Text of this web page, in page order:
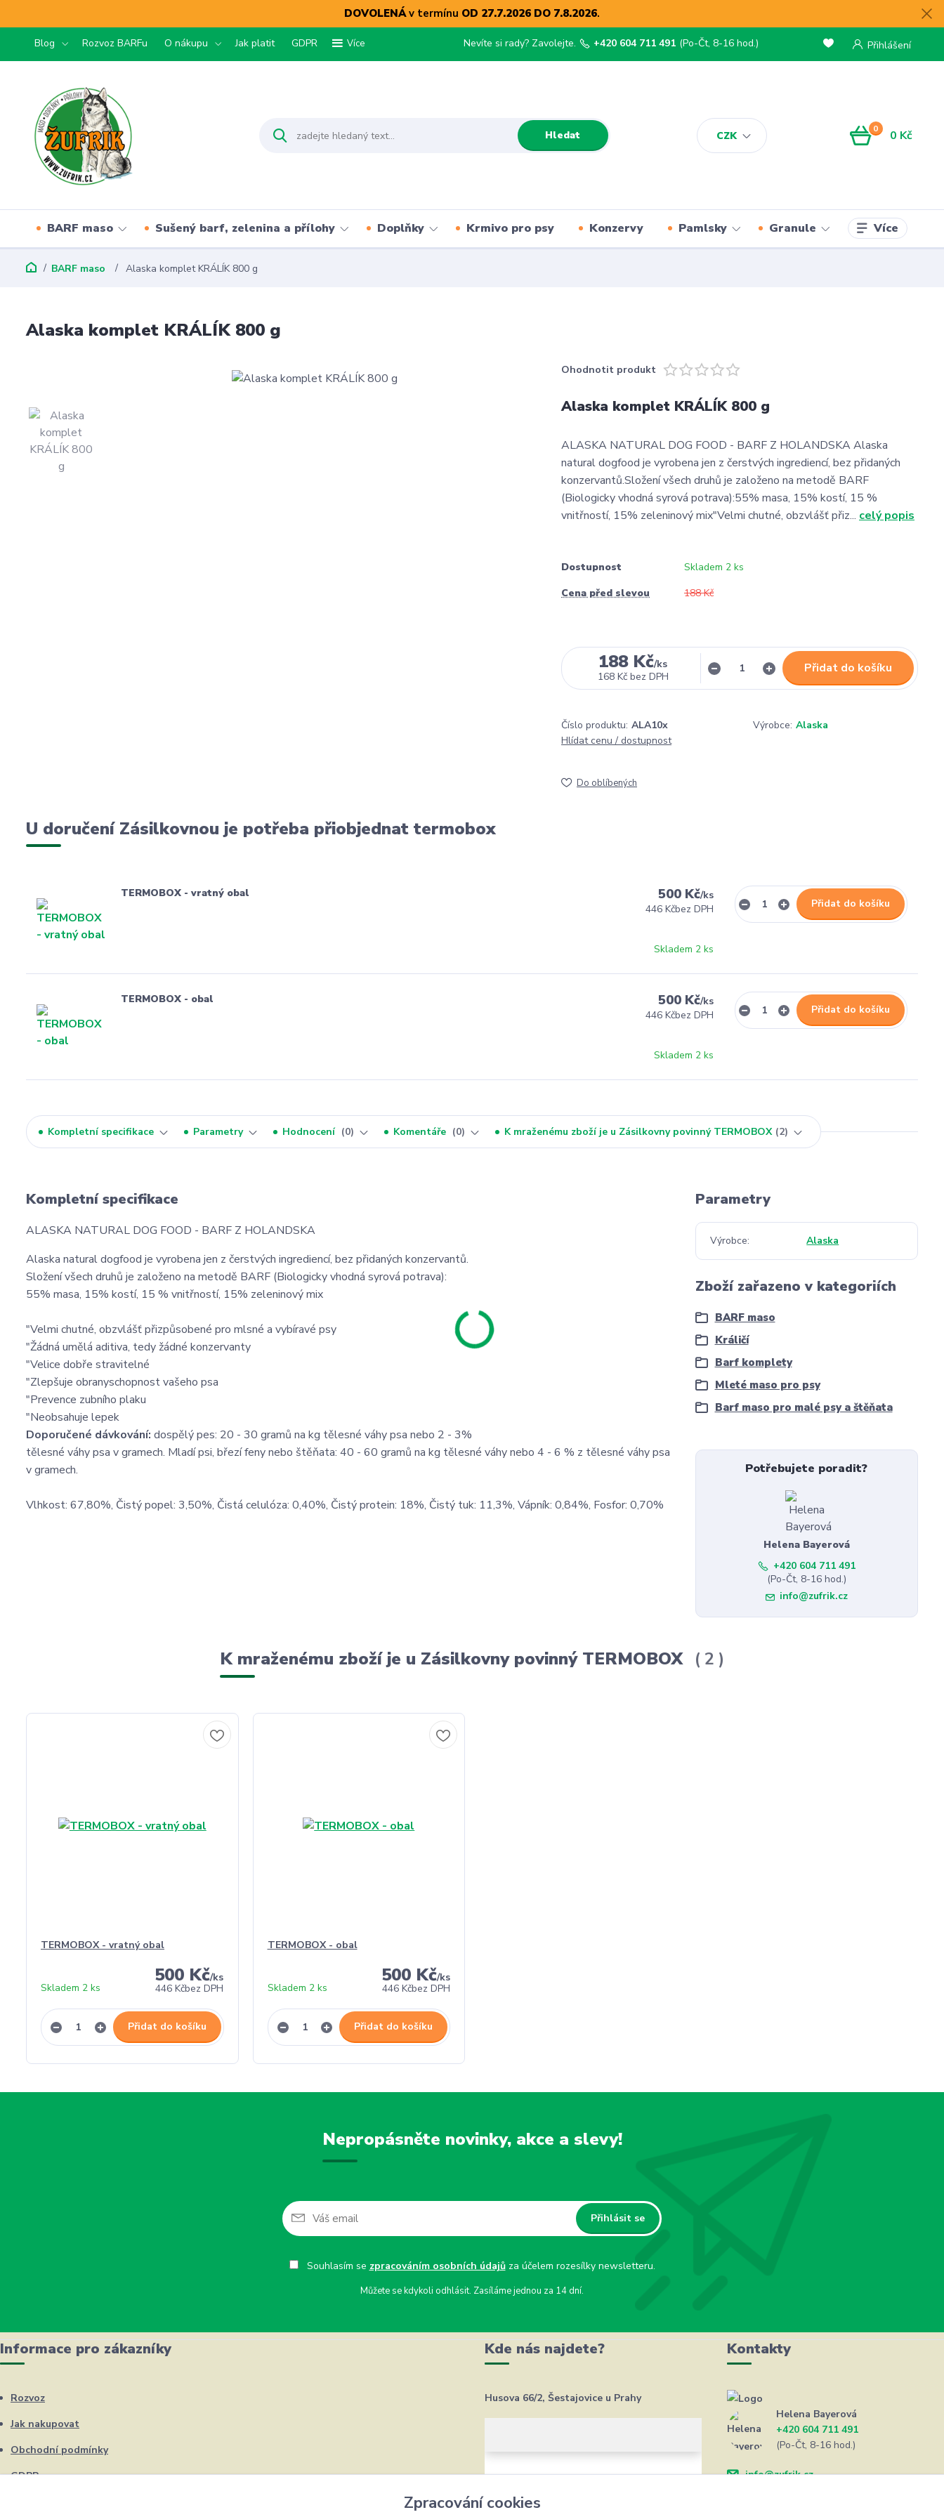
DOVOLENÁv termínu OD 27.7.2026 DO 7.8.2026.
Blog Rozvoz BARFu O nákupu Jak platit GDPR Více
CZK
Přihlášení
Hledat
Nevíte si rady? Zavolejte. +420 604 711 491 (Po-Čt, 8-16 hod.)
0 0 Kč
BARF maso Sušený barf, zelenina a přílohy Doplňky Krmivo pro psy Konzervy Pamlsky Granule Více
BARF maso Alaska komplet KRÁLÍK 800 g
Alaska komplet KRÁLÍK 800 g
Ohodnotit produkt
Alaska komplet KRÁLÍK 800 g
ALASKA NATURAL DOG FOOD - BARF Z HOLANDSKA Alaska
natural dogfood je vyrobena jen z čerstvých ingrediencí, bez přidaných
konzervantů.Složení všech druhů je založeno na metodě BARF
(Biologicky vhodná syrová potrava):55% masa, 15% kostí, 15 %
vnitřností, 15% zeleninový mix"Velmi chutné, obzvlášť přiz... celý popis
Dostupnost
Skladem 2 ks
Cena před slevou
188 Kč
188 Kč/ks
168 Kč bez DPH
Přidat do košíku
Číslo produktu: ALA10x Výrobce: Alaska
Hlídat cenu / dostupnost
Do oblíbených
U doručení Zásilkovnou je potřeba přiobjednat termobox
TERMOBOX - vratný obal 500 Kč/ks
446 Kčbez DPH
Skladem 2 ks
Přidat do košíku
TERMOBOX - obal 500 Kč/ks
446 Kčbez DPH
Skladem 2 ks
Přidat do košíku
Kompletní specifikace Parametry Hodnocení 0 Komentáře 0 K mraženému zboží je u Zásilkovny povinný TERMOBOX 2
Kompletní specifikace
ALASKA NATURAL DOG FOOD - BARF Z HOLANDSKA
Alaska natural dogfood je vyrobena jen z čerstvých ingrediencí, bez přidaných konzervantů.
Složení všech druhů je založeno na metodě BARF (Biologicky vhodná syrová potrava):
55% masa, 15% kostí, 15 % vnitřností, 15% zeleninový mix
"Velmi chutné, obzvlášť přizpůsobené pro mlsné a vybíravé psy
"Žádná umělá aditiva, tedy žádné konzervanty
"Velice dobře stravitelné
"Zlepšuje obranyschopnost vašeho psa
"Prevence zubního plaku
"Neobsahuje lepek
Doporučené dávkování: dospělý pes: 20 - 30 gramů na kg tělesné váhy psa nebo 2 - 3%
tělesné váhy psa v gramech. Mladí psi, březí feny nebo štěňata: 40 - 60 gramů na kg tělesné váhy nebo 4 - 6 % z tělesné váhy psa
v gramech.
Vlhkost: 67,80%, Čistý popel: 3,50%, Čistá celulóza: 0,40%, Čistý protein: 18%, Čistý tuk: 11,3%, Vápník: 0,84%, Fosfor: 0,70%
Parametry
Výrobce Alaska
Zboží zařazeno v kategoriích
BARF maso
Králičí
Barf komplety
Mleté maso pro psy
Barf maso pro malé psy a štěňata
Potřebujete poradit?
Helena Bayerová
+420 604 711 491
(Po-Čt, 8-16 hod.)
info@zufrik.cz
K mraženému zboží je u Zásilkovny povinný TERMOBOX 2
TERMOBOX - vratný obal
500 Kč/ks
446 Kčbez DPH
Skladem 2 ks
Přidat do košíku
TERMOBOX - obal
500 Kč/ks
446 Kčbez DPH
Skladem 2 ks
Přidat do košíku
Nepropásněte novinky, akce a slevy!
Přihlásit se
Souhlasím se zpracováním osobních údajůza účelem rozesílky newsletteru.
Můžete se kdykoli odhlásit. Zasíláme jednou za 14 dní.
Informace pro zákazníky
Rozvoz
Jak nakupovat
Obchodní podmínky
GDPR
Kde nás najdete?
Husova 66/2, Šestajovice u Prahy
Kontakty
Helena Bayerová
+420 604 711 491
(Po-Čt, 8-16 hod.)
info@zufrik.cz
Zpracování cookies